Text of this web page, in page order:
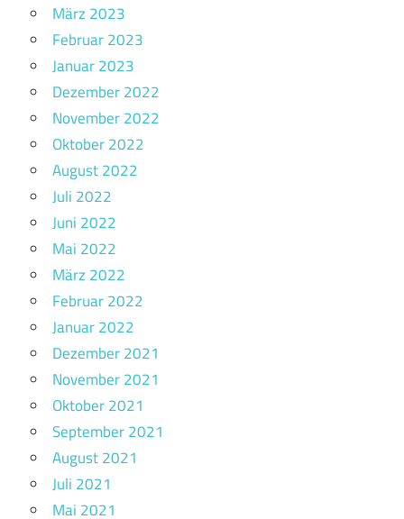
März 2023
Februar 2023
Januar 2023
Dezember 2022
November 2022
Oktober 2022
August 2022
Juli 2022
Juni 2022
Mai 2022
März 2022
Februar 2022
Januar 2022
Dezember 2021
November 2021
Oktober 2021
September 2021
August 2021
Juli 2021
Mai 2021